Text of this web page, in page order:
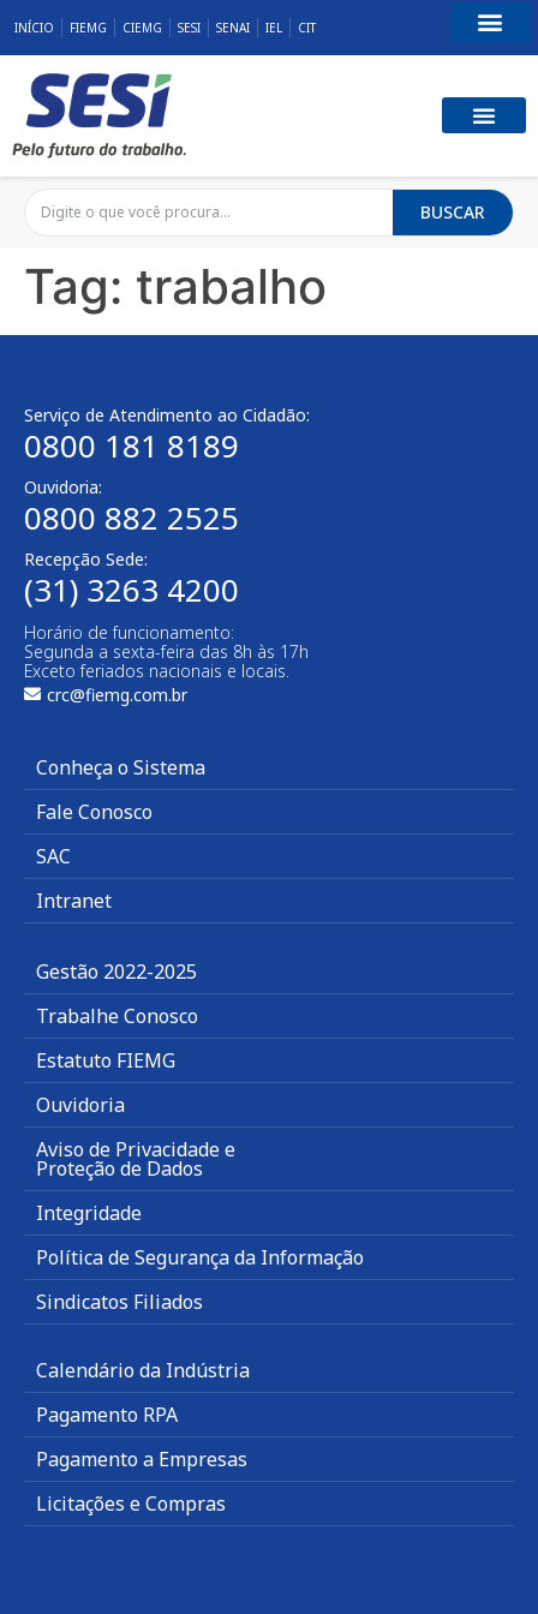
INÍCIO FIEMG CIEMG SESI SENAI IEL CIT
BUSCAR
Tag: trabalho
Serviço de Atendimento ao Cidadão:
0800 181 8189
Ouvidoria:
0800 882 2525
Recepção Sede:
(31) 3263 4200
Horário de funcionamento:
Segunda a sexta-feira das 8h às 17h
Exceto feriados nacionais e locais.
crc@fiemg.com.br
Conheça o Sistema
Fale Conosco
SAC
Intranet
Gestão 2022-2025
Trabalhe Conosco
Estatuto FIEMG
Ouvidoria
Aviso de Privacidade e
Proteção de Dados
Integridade
Política de Segurança da Informação
Sindicatos Filiados
Calendário da Indústria
Pagamento RPA
Pagamento a Empresas
Licitações e Compras